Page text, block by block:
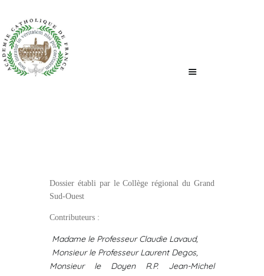
ACCUEIL
Dossier établi par le Collège régional du Grand
Sud-Ouest
Contributeurs :
Madame le Professeur Claudie Lavaud,
Monsieur le Professeur Laurent Degos,
Monsieur le Doyen R.P. Jean-Michel